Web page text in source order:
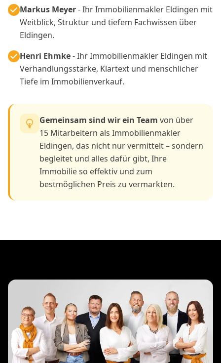
Markus Meyer- Ihr Immobilienmakler Eldingen mit
Weitblick, Struktur und tiefem Fachwissen über
Eldingen.
Henri Ehmke- Ihr Immobilienmakler Eldingen mit
Verhandlungsstärke, Klartext und menschlicher
Tiefe im Immobilienverkauf.
Gemeinsam sind wir ein Team von über
15 Mitarbeitern als Immobilienmakler
Eldingen, das nicht nur vermittelt – sondern
begleitet und alles dafür gibt, Ihre
Immobilie so effektiv und zum
bestmöglichen Preis zu vermarkten.